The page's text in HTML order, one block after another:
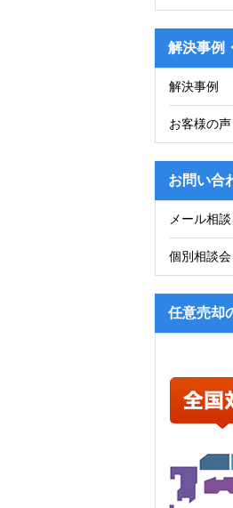
解決事例
解決事例
お客様の声
お問い合
メール相談
個別相談会
任意売却